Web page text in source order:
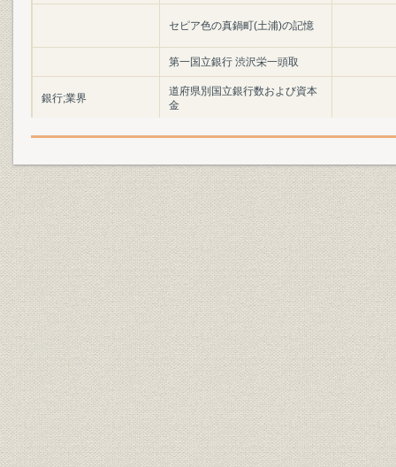
セピア色の真鍋町(土浦)の記憶
第一国立銀行 渋沢栄一頭取
銀行;業界
道府県別国立銀行数および資本
金
貯蓄;経営
店舗設置予定地の既存銀行預金
昭和25年
業界;銀行 新設銀行一覧
昭和25年
29年(1954
役員
会長・頭取列伝 1 初代会長 菊田
七平、初代頭取 風戸元愛
経営政策 基本方針 [昭和27年
財務・業績;貯蓄 第1期末預金残高および構成 [昭和28年
事業所 創業期3年間の出店情況
昭和27年
29年(1954
事業所 [支店]
[昭和27年
年(1954年
組織;経営 創業当初の事務分掌一覧 [昭和28年
辞令(4月より見習採用、5月採